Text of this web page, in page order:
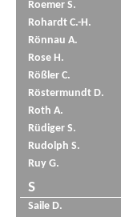
Roemer S.
Rohardt C.-H.
Rönnau A.
Rose H.
Rößler C.
Röstermundt D.
Roth A.
Rüdiger S.
Rudolph S.
Ruy G.
S
Saile D.